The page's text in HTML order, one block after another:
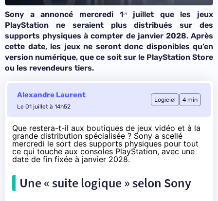
Sony a annoncé mercredi 1ᵉʳ juillet que les jeux
PlayStation ne seraient plus distribués sur des
supports physiques à compter de janvier 2028. Après
cette date, les jeux ne seront donc disponibles qu’en
version numérique, que ce soit sur le PlayStation Store
ou les revendeurs tiers.
Alexandre Laurent
Le 01 juillet à 14h52
Logiciel 4 min
Que restera-t-il aux boutiques de jeux vidéo et à la
grande distribution spécialisée ? Sony a scellé
mercredi le sort des supports physiques pour tout
ce qui touche aux consoles PlayStation, avec une
date de fin fixée à janvier 2028.
Une « suite logique » selon Sony